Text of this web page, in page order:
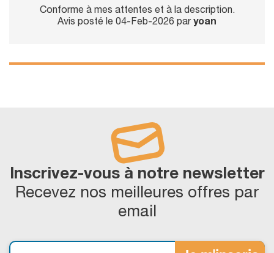
Conforme à mes attentes et à la description.
Avis posté le 04-Feb-2026 paryoan
Inscrivez-vous à notre newsletter
Recevez nos meilleures offres par
email